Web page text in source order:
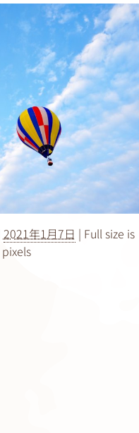
2021年1月7日 | Full size is
pixels